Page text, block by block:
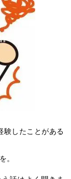
験したことがある
。